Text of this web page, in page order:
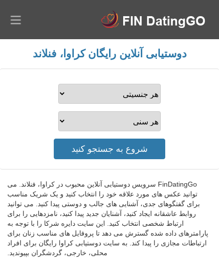
دوستیابی آنلاین رایگان کراوا، فنلاند
FinDatingGo سرویس دوستیابی آنلاین محبوب در کراوا، فنلاند. می
توانید عکس های مورد علاقه خود را انتخاب کنید و یک شریک مناسب
برای گفتگوهای جدی، آشنایی های جالب و دوستی پیدا کنید. می توانید
روابط عاشقانه ایجاد کنید، آشنایان جدید پیدا کنید، نامزدهایی را برای
ارتباط شخصی انتخاب کنید. این سایت دایره شرکا را با توجه به
پارامترهای داده شده گسترش می دهد تا پروفایل های مناسب زنان برای
ارتباطات مجازی را پیدا کند. به سایت دوستیابی کراوا رایگان برای افراد
محلی، خارجی، گردشگران بپیوندید.